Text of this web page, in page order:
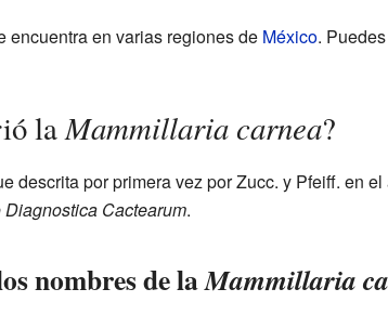
encuentra en varias regiones de México.
laMammillaria carnea?
descrita por primera vez por Zucc. y Pfeiff. en
Cactearum.
nombres de laMammillaria